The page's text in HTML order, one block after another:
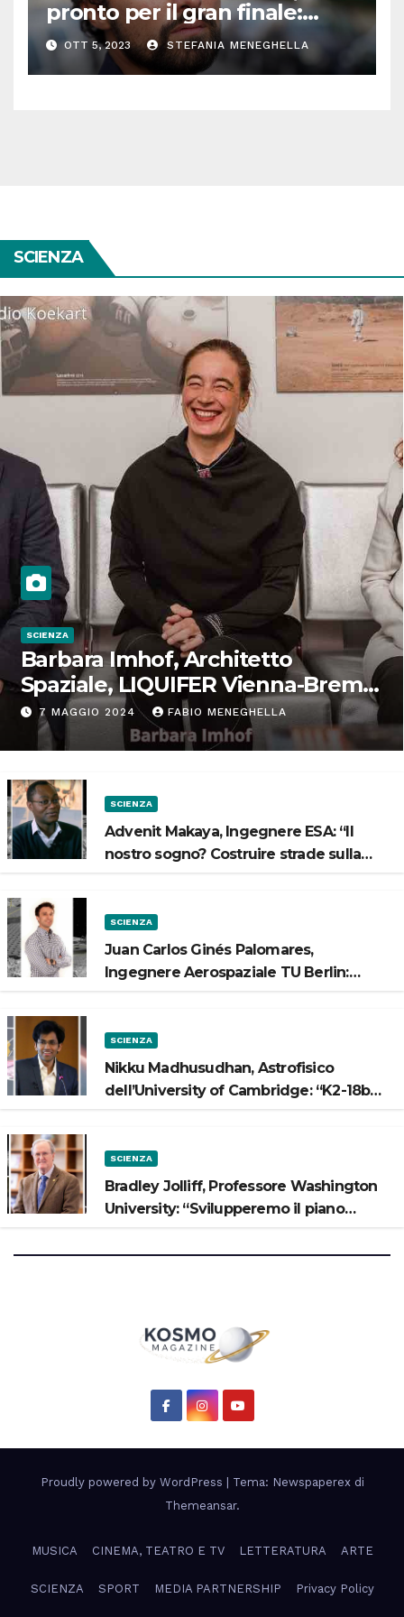
pronto per il gran finale:
parla Roberto Oliveri
OTT 5, 2023 STEFANIA MENEGHELLA
SCIENZA
SCIENZA
Barbara Imhof, Architetto
Spaziale, LIQUIFER Vienna-Brema:
“Progettiamo habitat per lo
Spazio”
7 MAGGIO 2024 FABIO MENEGHELLA
SCIENZA
Advenit Makaya, Ingegnere ESA: “Il
nostro sogno? Costruire strade sulla
SCIENZA
Juan Carlos Ginés Palomares,
Ingegnere Aerospaziale TU Berlin:
SCIENZA
Nikku Madhusudhan, Astrofisico
dell’University of Cambridge: “K2-18b
SCIENZA
Bradley Jolliff, Professore Washington
University: “Svilupperemo il piano
Proudly powered by WordPress
Tema: Newspaperex di
Themeansar.
MUSICA CINEMA, TEATRO E TV LETTERATURA ARTE
SCIENZA SPORT MEDIA PARTNERSHIP Privacy Policy